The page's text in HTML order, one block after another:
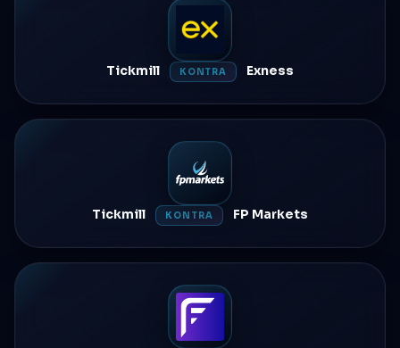
Tickmill KONTRA Exness
Tickmill KONTRA FP Markets